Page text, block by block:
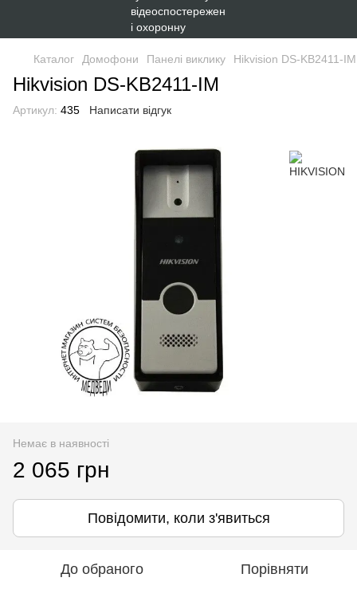
Каталог Домофони Панелі виклику Hikvision DS-KB2411-IM
Hikvision DS-KB2411-IM
Артикул: 435 Написати відгук
Немає в наявності
2 065 грн
Повідомити, коли з'явиться
До обраного Порівняти